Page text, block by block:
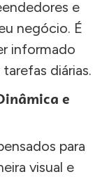
e
negócio. É
informado
diárias.
e
para
visual e